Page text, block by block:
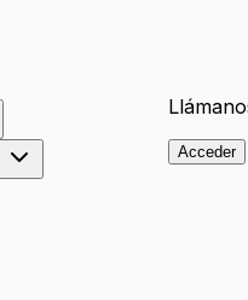
Acceder